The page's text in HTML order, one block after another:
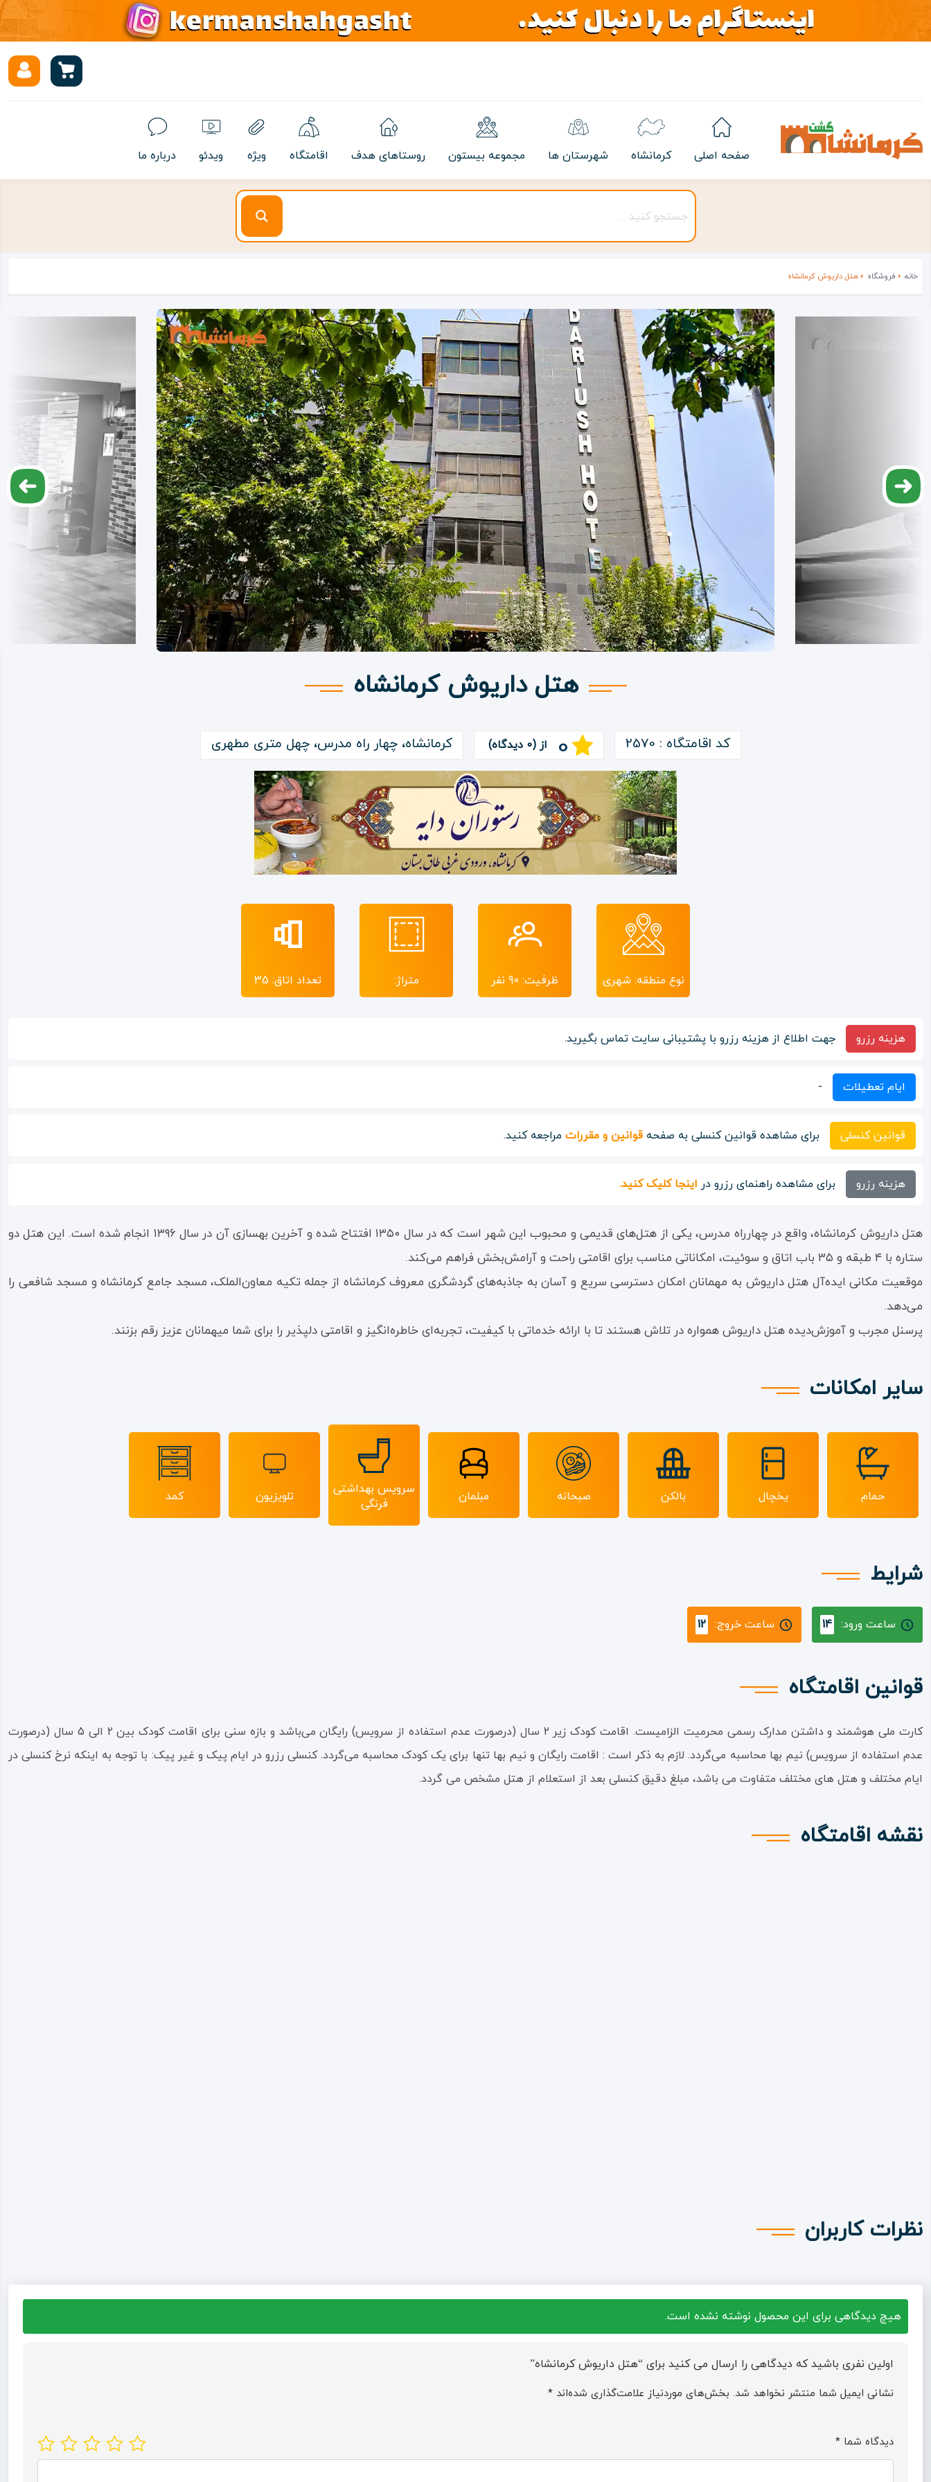
صفحه اصلی کرمانشاه شهرستان ها مجموعه بیستون روستاهای هدف اقامتگاه ویژه ویدئو درباره ما
خانه » فروشگاه » هتل داریوش کرمانشاه
هتل داریوش کرمانشاه
کد اقامتگاه : 2570 0 از (0 دیدگاه) كرمانشاه، چهار راه مدرس، چهل متری مطهری
نوع منطقه: شهری ظرفیت: 90 نفر متراژ: تعداد اتاق: 35
هزینه رزرو جهت اطلاع از هزینه رزرو با پشتیبانی سایت تماس بگیرید.
ایام تعطیلات -
قوانین کنسلی برای مشاهده قوانین کنسلی به صفحه قوانین و مقررات مراجعه کنید.
هزینه رزرو برای مشاهده راهنمای رزرو در اینجا کلیک کنید.
هتل داریوش کرمانشاه، واقع در چهارراه مدرس، یکی از هتل‌های قدیمی و محبوب این شهر است که در سال ۱۳۵۰ افتتاح شده و آخرین بهسازی آن در سال ۱۳۹۶ انجام شده است. این هتل دو
ستاره با ۴ طبقه و ۳۵ باب اتاق و سوئیت، امکاناتی مناسب برای اقامتی راحت و آرامش‌بخش فراهم می‌کند.
موقعیت مکانی ایده‌آل هتل داریوش به مهمانان امکان دسترسی سریع و آسان به جاذبه‌های گردشگری معروف کرمانشاه از جمله تکیه معاون‌الملک، مسجد جامع کرمانشاه و مسجد شافعی را
می‌دهد.
پرسنل مجرب و آموزش‌دیده هتل داریوش همواره در تلاش هستند تا با ارائه خدماتی با کیفیت، تجربه‌ای خاطره‌انگیز و اقامتی دلپذیر را برای شما میهمانان عزیز رقم بزنند.
سایر امکانات
حمام یخچال بالکن صبحانه مبلمان
سرویس بهداشتی
فرنگی
تلویزیون کمد
شرایط
ساعت ورود: 14 ساعت خروج: 12
قوانین اقامتگاه
کارت ملی هوشمند و داشتن مدارک رسمی محرمیت الزامیست. اقامت کودک زیر 2 سال (درصورت عدم استفاده از سرویس) رایگان می‌باشد و بازه سنی برای اقامت کودک بین 2 الی 5 سال (درصورت
عدم استفاده از سرویس) نیم بها محاسبه می‌گردد. لازم به ذکر است : اقامت رایگان و نیم بها تنها برای یک کودک محاسبه می‌گردد. کنسلی رزرو در ایام پیک و غیر پیک: با توجه به اینکه نرخ کنسلی در
ایام مختلف و هتل های مختلف متفاوت می باشد، مبلغ دقیق کنسلی بعد از استعلام از هتل مشخص می گردد.
نقشه اقامتگاه
نظرات کاربران
هیچ دیدگاهی برای این محصول نوشته نشده است.
اولین نفری باشید که دیدگاهی را ارسال می کنید برای “هتل داریوش کرمانشاه”
نشانی ایمیل شما منتشر نخواهد شد. بخش‌های موردنیاز علامت‌گذاری شده‌اند *
دیدگاه شما *